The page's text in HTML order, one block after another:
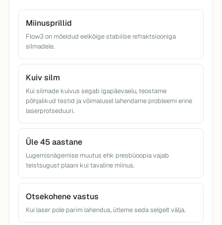
Miinusprillid
Flow3 on mõeldud eelkõige stabiilse refraktsiooniga
silmadele.
Kuiv silm
Kui silmade kuivus segab igapäevaelu, teostame
põhjalikud testid ja võimalusel lahendame probleemi enne
laserprotseduuri.
Üle 45 aastane
Lugemisnägemise muutus ehk presbüoopia vajab
teistsugust plaani kui tavaline miinus.
Otsekohene vastus
Kui laser pole parim lahendus, ütleme seda selgelt välja.